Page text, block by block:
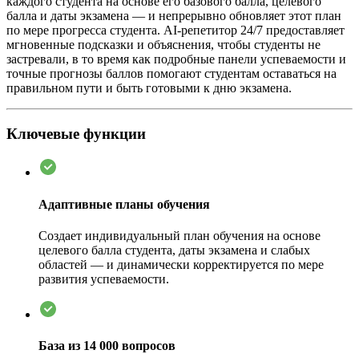
балла и даты экзамена — и непрерывно обновляет этот план
по мере прогресса студента. AI-репетитор 24/7 предоставляет
мгновенные подсказки и объяснения, чтобы студенты не
застревали, в то время как подробные панели успеваемости и
точные прогнозы баллов помогают студентам оставаться на
правильном пути и быть готовыми к дню экзамена.
Ключевые функции
Адаптивные планы обучения
Создает индивидуальный план обучения на основе
целевого балла студента, даты экзамена и слабых
областей — и динамически корректируется по мере
развития успеваемости.
База из 14 000 вопросов